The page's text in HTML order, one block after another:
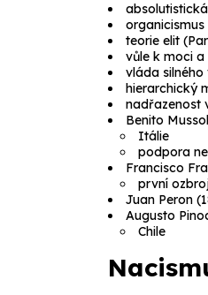
teorie elit
vůle k moci a
vláda silného
hierarchický
nadřazenost
Benito
Itálie
podpora
Francisco
první
Juan Peron
Augusto
Chile